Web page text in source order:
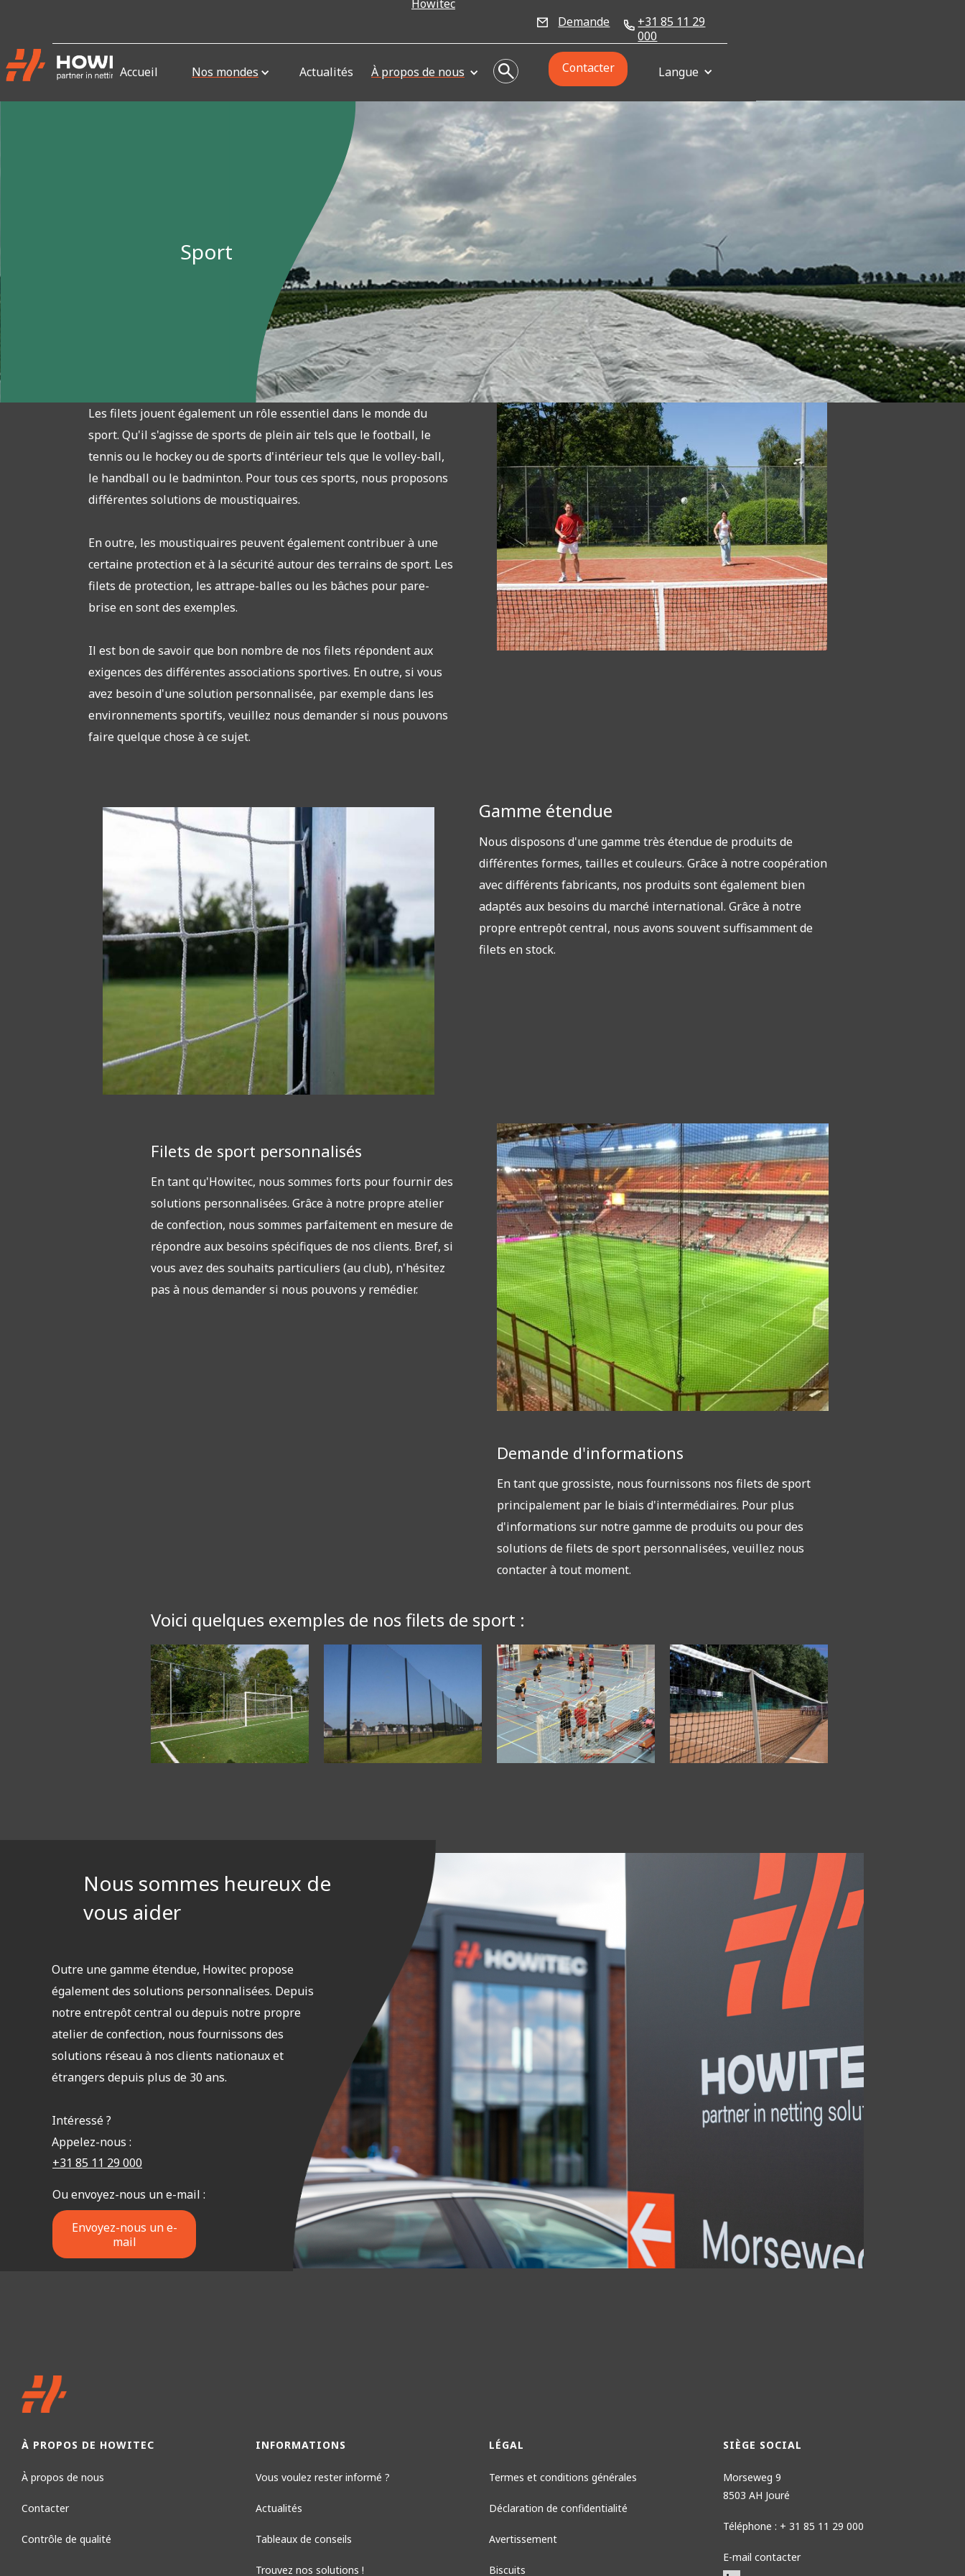
Howitec
Demande
+31 85 11 29
000
Accueil Nos mondes Actualités À propos de nous Contacter Langue
Sport
Les filets jouent également un rôle essentiel dans le monde du
sport. Qu'il s'agisse de sports de plein air tels que le football, le
tennis ou le hockey ou de sports d'intérieur tels que le volley-ball,
le handball ou le badminton. Pour tous ces sports, nous proposons
différentes solutions de moustiquaires.
En outre, les moustiquaires peuvent également contribuer à une
certaine protection et à la sécurité autour des terrains de sport. Les
filets de protection, les attrape-balles ou les bâches pour pare-
brise en sont des exemples.
Il est bon de savoir que bon nombre de nos filets répondent aux
exigences des différentes associations sportives. En outre, si vous
avez besoin d'une solution personnalisée, par exemple dans les
environnements sportifs, veuillez nous demander si nous pouvons
faire quelque chose à ce sujet.
Gamme étendue
Nous disposons d'une gamme très étendue de produits de
différentes formes, tailles et couleurs. Grâce à notre coopération
avec différents fabricants, nos produits sont également bien
adaptés aux besoins du marché international. Grâce à notre
propre entrepôt central, nous avons souvent suffisamment de
filets en stock.
Filets de sport personnalisés
En tant qu'Howitec, nous sommes forts pour fournir des
solutions personnalisées. Grâce à notre propre atelier
de confection, nous sommes parfaitement en mesure de
répondre aux besoins spécifiques de nos clients. Bref, si
vous avez des souhaits particuliers (au club), n'hésitez
pas à nous demander si nous pouvons y remédier.
Demande d'informations
En tant que grossiste, nous fournissons nos filets de sport
principalement par le biais d'intermédiaires. Pour plus
d'informations sur notre gamme de produits ou pour des
solutions de filets de sport personnalisées, veuillez nous
contacter à tout moment.
Voici quelques exemples de nos filets de sport :
Nous sommes heureux de
vous aider
Outre une gamme étendue, Howitec propose
également des solutions personnalisées. Depuis
notre entrepôt central ou depuis notre propre
atelier de confection, nous fournissons des
solutions réseau à nos clients nationaux et
étrangers depuis plus de 30 ans.
Intéressé ?
Appelez-nous :
+31 85 11 29 000
Ou envoyez-nous un e-mail :
Envoyez-nous un e-
mail
À PROPOS DE HOWITEC
À propos de nous
Contacter
Contrôle de qualité
INFORMATIONS
Vous voulez rester informé ?
Actualités
Tableaux de conseils
Trouvez nos solutions !
LÉGAL
Termes et conditions générales
Déclaration de confidentialité
Avertissement
Biscuits
SIÈGE SOCIAL
Morseweg 9
8503 AH Jouré
Téléphone : + 31 85 11 29 000
E-mail contacter